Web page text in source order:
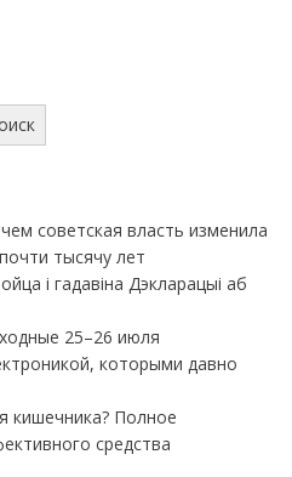
советская власть изменила
тысячу лет
і гадавіна Дэкларацыі аб
25–26 июля
которыми давно
кишечника? Полное
средства